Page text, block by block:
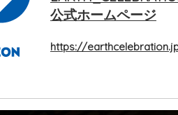
公式ホームページ
https://